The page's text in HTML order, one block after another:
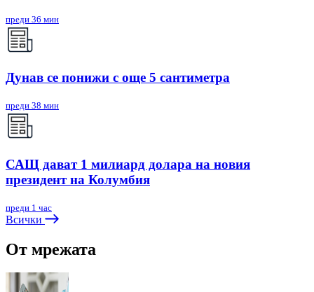
преди 36 мин
Дунав се понижи с още 5 сантиметра
преди 38 мин
САЩ дават 1 милиард долара на новия
президент на Колумбия
преди 1 час
Всички
От мрежата